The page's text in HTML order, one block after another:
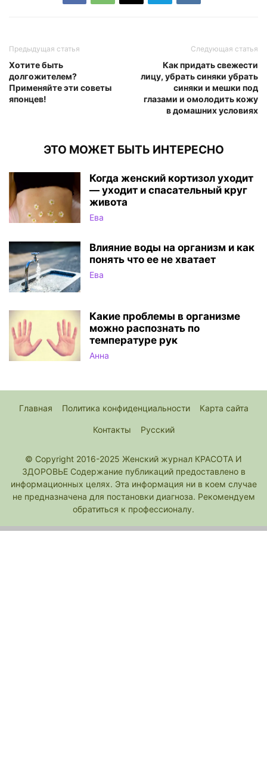
Предыдущая статья
Хотите быть
долгожителем?
Применяйте эти советы
японцев!
Следующая статья
Как придать свежести
лицу, убрать синяки убрать
синяки и мешки под
глазами и омолодить кожу
в домашних условиях
ЭТО МОЖЕТ БЫТЬ ИНТЕРЕСНО
Когда женский кортизол уходит
— уходит и спасательный круг
живота
Ева
Влияние воды на организм и как
понять что ее не хватает
Ева
Какие проблемы в организме
можно распознать по
температуре рук
Анна
Главная Политика конфиденциальности Карта сайта
Контакты Русский
© Copyright 2016-2025 Женский журнал КРАСОТА И
ЗДОРОВЬЕ Содержание публикаций предоставлено в
информационных целях. Эта информация ни в коем случае
не предназначена для постановки диагноза. Рекомендуем
обратиться к профессионалу.